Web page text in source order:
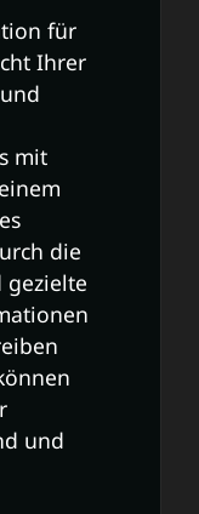
für
Ihrer
mit
die
und